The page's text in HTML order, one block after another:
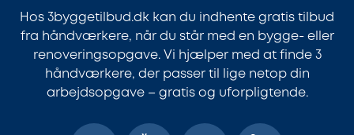
Hos 3byggetilbud.dk kan du indhente gratis tilbud
fra håndværkere, når du står med en bygge- eller
renoveringsopgave. Vi hjælper med at finde 3
håndværkere, der passer til lige netop din
arbejdsopgave – gratis og uforpligtende.